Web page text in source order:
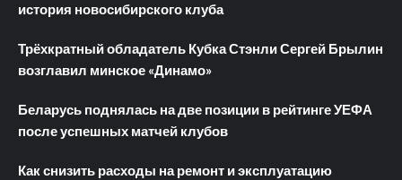
история новосибирского клуба
Трёхкратный обладатель Кубка Стэнли Сергей Брылин
возглавил минское «Динамо»
Беларусь поднялась на две позиции в рейтинге УЕФА
после успешных матчей клубов
Как снизить расходы на ремонт и эксплуатацию